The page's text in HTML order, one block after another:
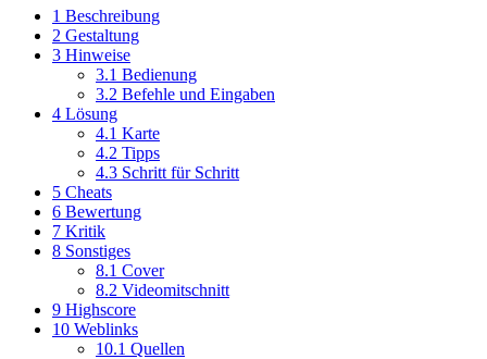
1 Beschreibung
2 Gestaltung
3 Hinweise
3.1 Bedienung
3.2 Befehle und Eingaben
4 Lösung
4.1 Karte
4.2 Tipps
4.3 Schritt für Schritt
5 Cheats
6 Bewertung
7 Kritik
8 Sonstiges
8.1 Cover
8.2 Videomitschnitt
9 Highscore
10 Weblinks
10.1 Quellen